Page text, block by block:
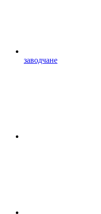
заводчане